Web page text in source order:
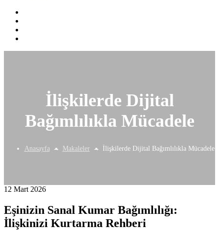
İlişkilerde Dijital
Bağımlılıkla Mücadele
Anasayfa Makaleler İlişkilerde Dijital Bağımlılıkla Mücadele
12 Mart 2026
Eşinizin Sanal Kumar Bağımlılığı:
İlişkinizi Kurtarma Rehberi